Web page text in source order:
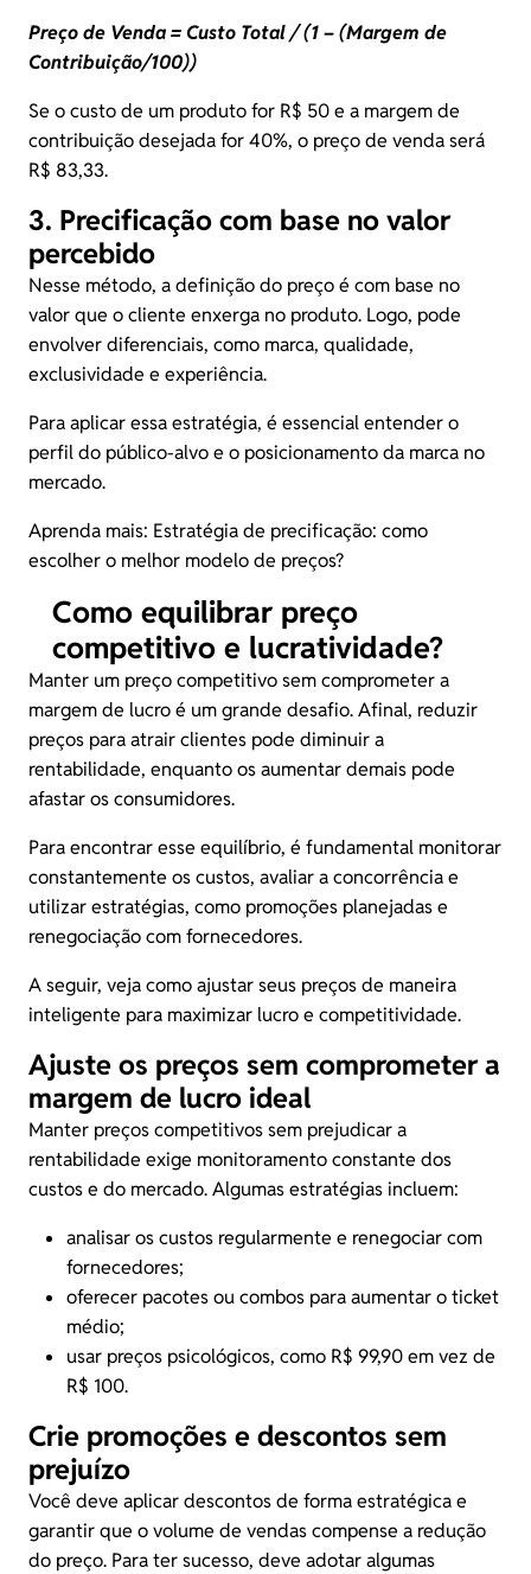
Preço de Venda = Custo Total /(1 – (Margem de
Contribuição/100))
Se o custo de um produto for R$ 50 e a margem de
contribuição desejada for 40%, o preço de venda será
R$ 83,33.
3. Precificação com base no valor
percebido
Nesse método, a definição do preço é com base no
valor que o cliente enxerga no produto. Logo, pode
envolver diferenciais, como marca, qualidade,
exclusividade e experiência.
Para aplicar essa estratégia, é essencial entender o
perfil do público-alvo e o posicionamento da marca no
mercado.
Aprenda mais: Estratégia de precificação: como
escolher o melhor modelo de preços?
Como equilibrar preço
competitivo e lucratividade?
Manter um preço competitivo sem comprometer a
margem de lucro é um grande desafio. Afinal, reduzir
preços para atrair clientes pode diminuir a
rentabilidade, enquanto os aumentar demais pode
afastar os consumidores.
Para encontrar esse equilíbrio, é fundamental monitorar
constantemente os custos, avaliar a concorrência e
utilizar estratégias, como promoções planejadas e
renegociação com fornecedores.
A seguir, veja como ajustar seus preços de maneira
inteligente para maximizar lucro e competitividade.
Ajuste os preços sem comprometer a
margem de lucro ideal
Manter preços competitivos sem prejudicar a
rentabilidade exige monitoramento constante dos
custos e do mercado. Algumas estratégias incluem:
analisar os custos regularmente e renegociar com
fornecedores;
oferecer pacotes ou combos para aumentar o ticket
médio;
usar preços psicológicos, como R$ 99,90 em vez de
R$ 100.
Crie promoções e descontos sem
prejuízo
Você deve aplicar descontos de forma estratégica e
garantir que o volume de vendas compense a redução
do preço. Para ter sucesso, deve adotar algumas